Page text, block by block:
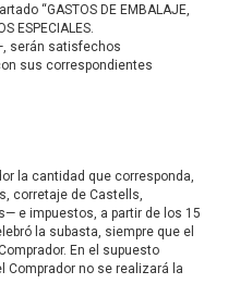
“GASTOS DE EMBALAJE,
ESPECIALES.
serán satisfechos
sus correspondientes
la cantidad que corresponda,
corretaje de Castells,
e impuestos, a partir de los 15
la subasta, siempre que el
En el supuesto
Comprador no se realizará la